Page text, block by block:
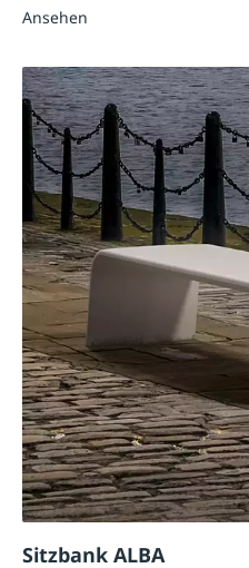
Ansehen
Sitzbank ALBA